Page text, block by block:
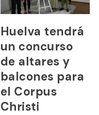
Huelva tendrá
un concurso
de altares y
balcones para
el Corpus
Christi